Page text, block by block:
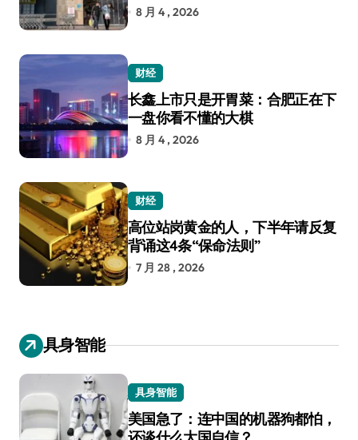
8 月 4 , 2026
财经
长鑫上市只是开胃菜：合肥正在下
一盘你看不懂的大棋
8 月 4 , 2026
财经
高位站岗黄金的人，下半年请反复
背诵这4条“保命法则”
7 月 28 , 2026
具身智能
具身智能
美国急了：连中国的机器狗都怕，